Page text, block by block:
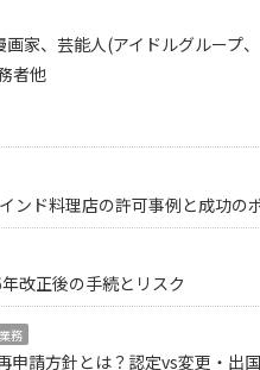
画家、芸能人(アイドルグループ
者他
ンド料理店の許可事例と成功の
改正後の手続とリスク
務
申請方針とは？認定vs変更・出